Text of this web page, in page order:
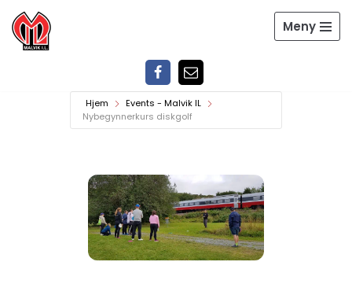
Hopp
Meny
Hjem
Events - Malvik IL
Nybegynnerkurs diskgolf